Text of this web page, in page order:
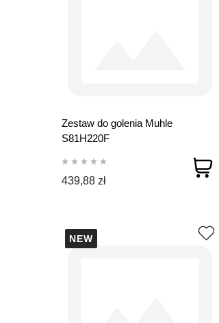
Zestaw do golenia Muhle
S81H220F
439,88 zł
NEW